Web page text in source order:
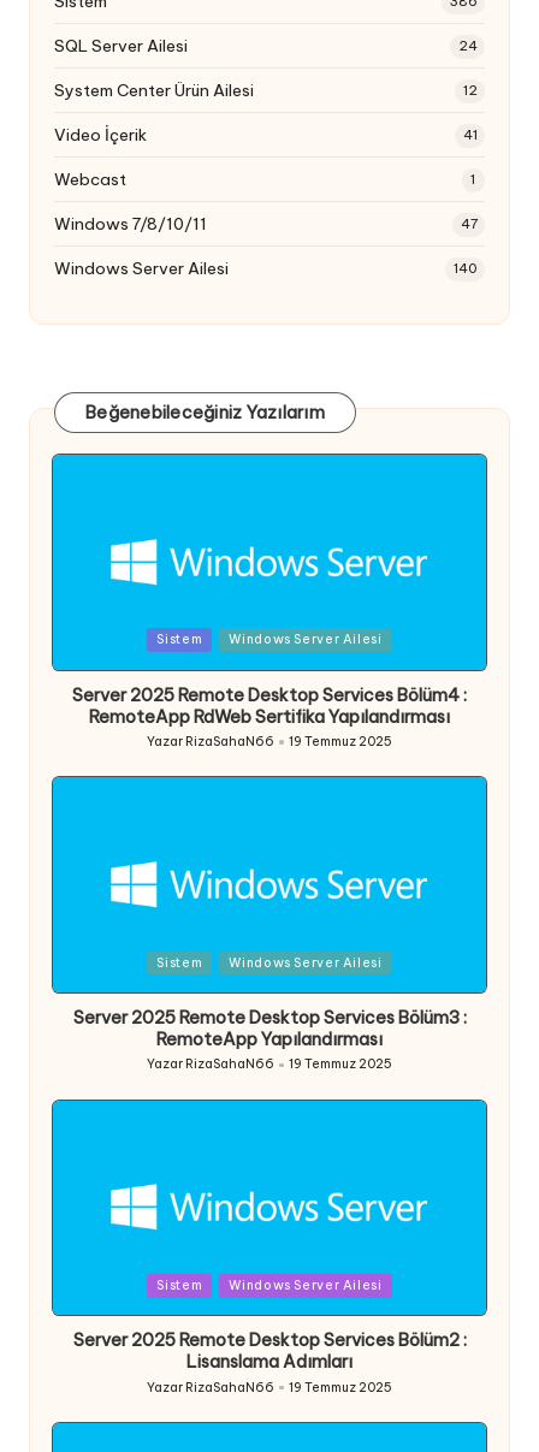
SQL Server Ailesi 24
System Center Ürün Ailesi 12
Video İçerik 41
Webcast 1
Windows 7/8/10/11 47
Windows Server Ailesi 140
Beğenebileceğiniz Yazılarım
Sistem Windows Server Ailesi
Server 2025 Remote Desktop Services Bölüm4 :
RemoteApp RdWeb Sertifika Yapılandırması
Posted
by
Yazar RizaSahaN66 19 Temmuz 2025
Sistem Windows Server Ailesi
Server 2025 Remote Desktop Services Bölüm3 :
RemoteApp Yapılandırması
Yazar RizaSahaN66 19 Temmuz 2025
Sistem Windows Server Ailesi
Server 2025 Remote Desktop Services Bölüm2 :
Lisanslama Adımları
Posted
Yazar RizaSahaN66 19 Temmuz 2025